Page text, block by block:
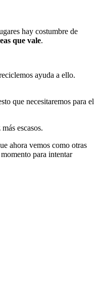
hay costumbre de
que vale.
ayuda a ello.
que necesitaremos para el
escasos.
ahora vemos como otras
para intentar